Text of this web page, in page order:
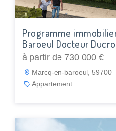
Programme
Baroeul Docteur
à partir de 730 000 €
Marcq-en-baroeul, 59700
Appartement